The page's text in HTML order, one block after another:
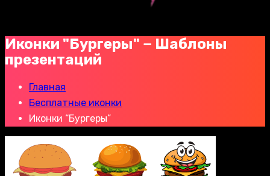
Иконки "Бургеры" − Шаблоны
презентаций
Главная
Бесплатные иконки
Иконки “Бургеры”